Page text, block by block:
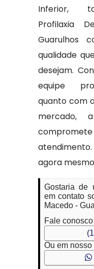
Inferior,
Profilaxia
Guarulhos
qualidade
desejam.
equipe
quanto com
mercado,
agora
Gostaria de
em contato
Macedo -
Fale
Ou em